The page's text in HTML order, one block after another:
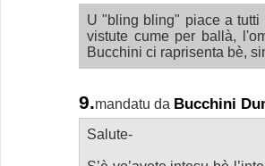
U "bling bling" piace a
vistute cume per ballà,
Bucchini ci raprisenta bè,
9.mandatu da Bucchini
Salute-